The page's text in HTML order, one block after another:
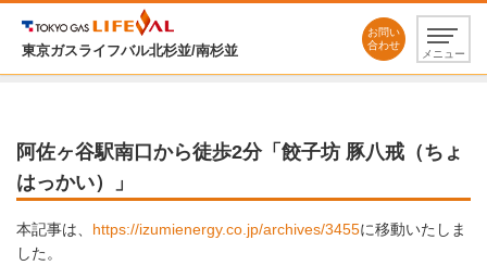
東京ガスライフバル北杉並/南杉並
お問い
合わせ
メニュー
阿佐ヶ谷駅南口から徒歩2分「餃子坊 豚八戒（ちょ
はっかい）」
本記事は、 https://izumienergy.co.jp/archives/3455に移動いたしま
した。